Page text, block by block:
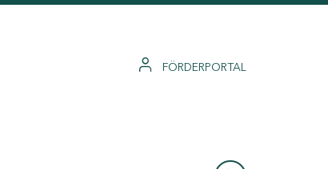
FÖRDERPORTAL